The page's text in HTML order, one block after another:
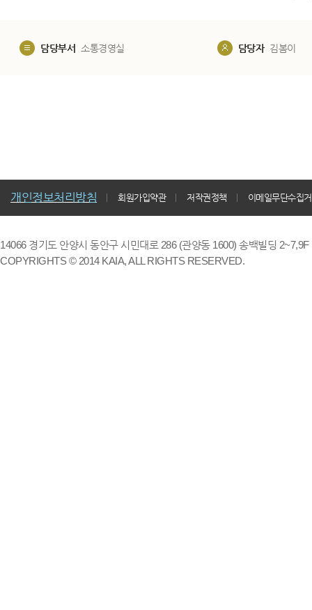
담당부서 소통경영실 담당자 김봄이
개인정보처리방침 회원가입약관 저작권정책 이메일무단수집
14066 경기도 안양시 동안구 시민대로 286 (관양동 1600) 송백빌딩
COPYRIGHTS © 2014 KAIA, ALL RIGHTS RESERVED.